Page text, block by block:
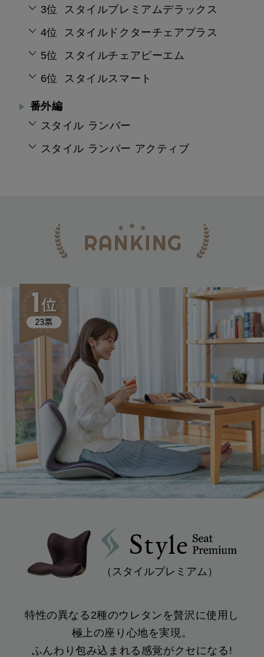
3位 スタイルプレミアムデラックス
4位 スタイルドクターチェアプラス
5位 スタイルチェアピーエム
6位 スタイルスマート
番外編
スタイル ランバー
スタイル ランバー アクティブ
（スタイルプレミアム）
特性の異なる2種のウレタンを贅沢に使用し
極上の座り心地を実現。
ふんわり包み込まれる感覚がクセになる!